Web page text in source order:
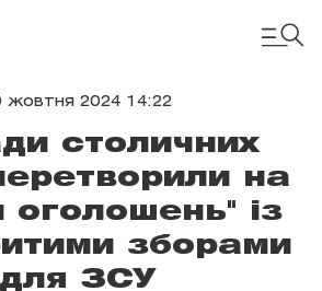
жовтня 2024 14:22
столичних
на
оголошень" із
зборами
для ЗСУ